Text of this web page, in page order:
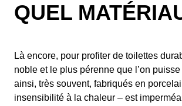
QUEL
Là encore, pour profiter de toilettes
noble et le plus pérenne que l’on
ainsi, très souvent, fabriqués en
insensibilité à la chaleur – est